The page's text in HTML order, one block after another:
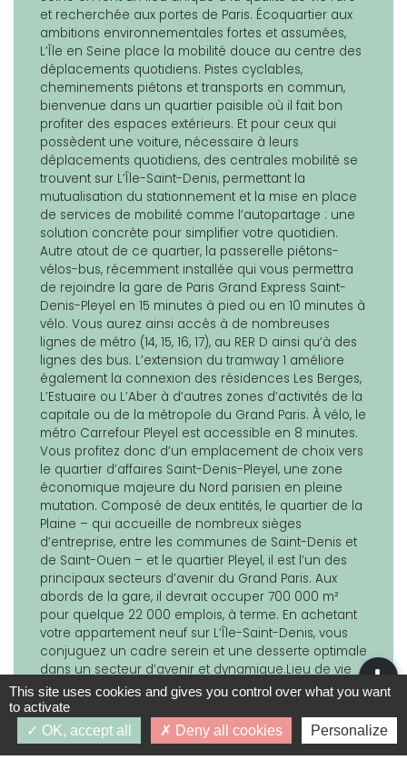
et recherchée aux portes de Paris. Écoquartier aux
ambitions environnementales fortes et assumées,
L’Île en Seine place la mobilité douce au centre des
déplacements quotidiens. Pistes cyclables,
cheminements piétons et transports en commun,
bienvenue dans un quartier paisible où il fait bon
profiter des espaces extérieurs. Et pour ceux qui
possèdent une voiture, nécessaire à leurs
déplacements quotidiens, des centrales mobilité se
trouvent sur L’Île-Saint-Denis, permettant la
mutualisation du stationnement et la mise en place
de services de mobilité comme l’autopartage : une
solution concrète pour simplifier votre quotidien.
Autre atout de ce quartier, la passerelle piétons-
vélos-bus, récemment installée qui vous permettra
de rejoindre la gare de Paris Grand Express Saint-
Denis-Pleyel en 15 minutes à pied ou en 10 minutes à
vélo. Vous aurez ainsi accès à de nombreuses
lignes de métro (14, 15, 16, 17), au RER D ainsi qu’à des
lignes des bus. L’extension du tramway 1 améliore
également la connexion des résidences Les Berges,
L’Estuaire ou L’Aber à d’autres zones d’activités de la
capitale ou de la métropole du Grand Paris. À vélo, le
métro Carrefour Pleyel est accessible en 8 minutes.
Vous profitez donc d’un emplacement de choix vers
le quartier d’affaires Saint-Denis-Pleyel, une zone
économique majeure du Nord parisien en pleine
mutation. Composé de deux entités, le quartier de la
Plaine – qui accueille de nombreux sièges
d’entreprise, entre les communes de Saint-Denis et
de Saint-Ouen – et le quartier Pleyel, il est l’un des
principaux secteurs d’avenir du Grand Paris. Aux
abords de la gare, il devrait occuper 700 000 m²
pour quelque 22 000 emplois, à terme. En achetant
votre appartement neuf sur L’Île-Saint-Denis, vous
conjuguez un cadre serein et une desserte optimale
dans un secteur d’avenir et dynamique.Lieu de vie
singulier, ce programme immobilier est l’héritage du
Village des Athlètes qui accueillera 2 700 athlètes et
officiels lors des compétitions internationales de
2024. Réaliser son projet immobilier ici, c’est devenir
propriétaire de logements empreints d’une histoire
This site uses cookies and gives you control over what you want
to activate
OK, accept all
Deny all cookies Personalize